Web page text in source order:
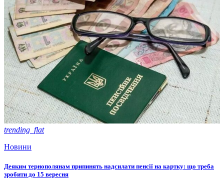
trending_flat
Новини
Деяким тернополянам припинять надсилати пенсії на картку: що треба
зробити до 15 вересня